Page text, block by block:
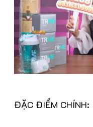
ĐẶC ĐIỂM CHÍNH: